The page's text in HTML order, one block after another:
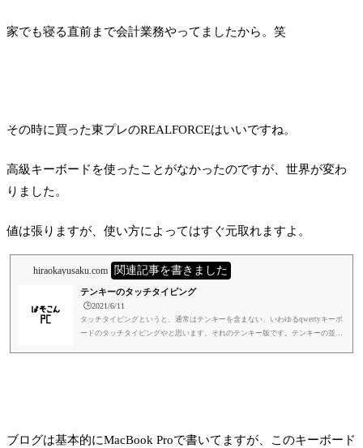
家でも寝る直前まで会計業務やってましたから。笑
その時に買った東プレのREALFORCEはいいですね。
高級キーボードを使ったことがなかったのですが、世界が変わ
りました。
値は張りますが、使い方によってはすぐ元取れますよ。
hiraokayusaku.com 関連記事を書きました
テンキーのタッチタイピング
🕒️2021/6/11
タッチタイピングというと、通常はテンキーを含まない、いわゆるqwertyキーボ
ードのタッチタイピングやと思います。それのテンキー版です。テンキーの並び
ブログは基本的にMacBook Proで書いてますが、このキーボード